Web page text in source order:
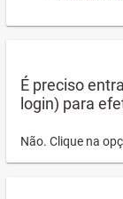
É preciso
login) para
Não. Clique na